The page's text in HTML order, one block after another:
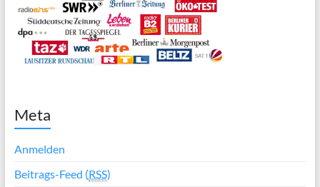
Meta
Anmelden
Beitrags-Feed (RSS)